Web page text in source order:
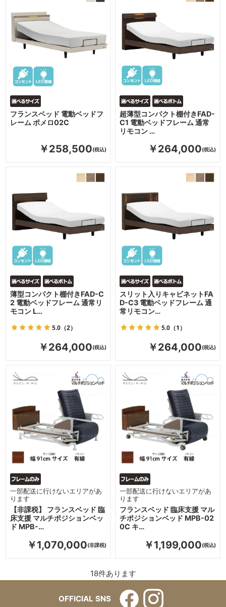
フランスベッド 電動ベッドフ
レーム ポメロ02C
￥258,500
超薄型コンパクト棚付きFAD-
C1 電動ベッドフレーム 通常
リモコン …
￥264,000
薄型コンパクト棚付きFAD-C
2 電動ベッドフレーム 通常リ
モコン L…
5.0 （2）
￥264,000
スリット入りキャビネットFA
D-C3 電動ベッドフレーム 通
常リモコン…
5.0（1）
￥264,000
【非課税】 フランスベッド 臨
床支援 マルチポジションベッ
ド MPB-…
一部配送に行けないエリアがあ
ります
￥1,070,000
フランスベッド 臨床支援 マル
チポジションベッド MPB-02
0C キ…
一部配送に行けないエリアがあ
ります
￥1,199,000
18件あります
OFFICIAL SNS